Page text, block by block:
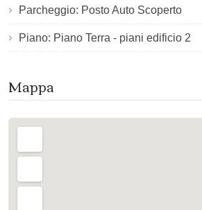
Parcheggio: Posto Auto Scoperto
Piano: Piano Terra - piani edificio 2
Mappa